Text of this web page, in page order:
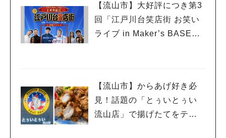
【流山市】大好評につき第3
回「江戸川台笑店街 お笑い
ライブ in Maker’s BASE」
【流山市】からあげ好き必
見！話題の「とぅいとぅい
流山店」で揚げたてをテイ